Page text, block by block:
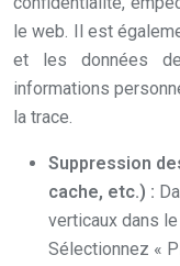
le web. Il est
et les données
informations
la trace.
Suppression
cache, etc.) :
verticaux dans
Sélectionnez «